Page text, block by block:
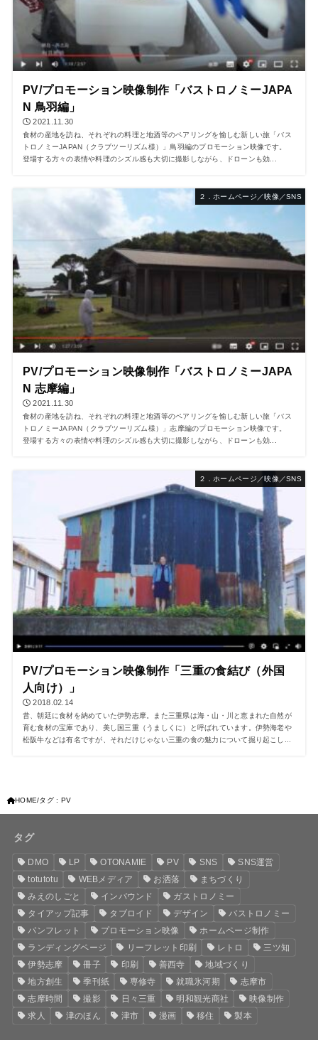
PV/プロモーション映像制作「バストロノミーJAPA
N 鳥羽編」
2021.11.30
食材の産地を訪ね、それぞれの料理と地酒等のペアリングを愉しむ新しい旅「バス
トロノミーJAPAN（クラブツーリズム様）」鳥羽編のプロモーション映像です。
登場する方々の表情や料理のシズル感も大切に撮影しながら、ドローンも効...
２．ホームページ／映像／SNS
PV/プロモーション映像制作「バストロノミーJAPA
N 志摩編」
2021.11.30
食材の産地を訪ね、それぞれの料理と地酒等のペアリングを愉しむ新しい旅「バス
トロノミーJAPAN（クラブツーリズム様）」志摩編のプロモーション映像です。
登場する方々の表情や料理のシズル感も大切に撮影しながら、ドローンも効...
２．ホームページ／映像／SNS
PV/プロモーション映像制作「三重の食結び（外国
人向け）」
2018.02.14
昔、朝廷に食材を納めていた伊勢志摩。また三重県は海・山・川と恵まれた自然が
育む食材の宝庫であり、美し国三重（うましくに）と呼ばれています。伊勢海老や
松阪牛などは有名ですが、それだけじゃない三重の食の魅力について掘り起こし...
HOME タグ : PV
タグ
DMO LP OTONAMIE PV SNS
SNS運営
totutotu
WEBメディア お洒落
まちづくり
みえのしごと
インバウンド
ガストロノミー
タイアップ記事
タブロイド デザイン
バストロノミー
パンフレット
プロモーション映像
ホームページ制作
ランディングページ
リーフレット印刷 レトロ
三ツ知
伊勢志摩
冊子 印刷 善西寺
地域づくり
地方創生
季刊紙 専修寺 就職氷河期
志摩市
志摩時間
撮影 日々三重 明和観光商社
映像制作
求人
津のほん 津市 漫画 移住 製本